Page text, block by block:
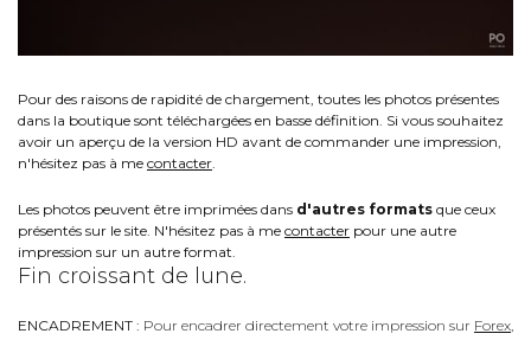
Pour des raisons de rapidité de chargement, toutes les photos présentes
dans la boutique sont téléchargées en basse définition. Si vous souhaitez
avoir un aperçu de la version HD avant de commander une impression,
n'hésitez pas à me contacter
Les photos peuvent être imprimées dans d'autres formats que ceux
présentés sur le site. N'hésitez pas à me contacter pour une autre
impression sur un autre format.
Fin croissant de lune.
ENCADREMENT : Pour encadrer directement votre impression sur Forex